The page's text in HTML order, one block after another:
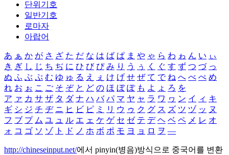
단위기호
일반기호
로마자
아랍어
あ ぁ か が さ ざ た だ な は ば ぱ ま や ゃ ら わ ゎ ん い ぃ
き ぎ し じ ち ぢ に ひ び ぴ み り う ぅ く ぐ す ず つ づ っ
ぬ ふ ぶ ぷ む ゆ ゅ る え ぇ け げ せ ぜ て で ね へ べ ぺ め
れ お ぉ こ ご そ ぞ と ど の ほ ぼ ぽ も よ ょ ろ を
ア ァ カ サ ザ タ ダ ナ ハ バ パ マ ヤ ャ ラ ワ ヮ ン イ ィ キ
ギ シ ジ チ ヂ ニ ヒ ビ ピ ミ リ ウ ゥ ク グ ス ズ ツ ヅ ッ ヌ
フ ブ プ ム ユ ュ ル エ ェ ケ ゲ セ ゼ テ デ ヘ ベ ペ メ レ オ
ォ コ ゴ ソ ゾ ト ド ノ ホ ボ ポ モ ヨ ョ ロ ヲ ―
http://chineseinput.net/에서 pinyin(병음)방식으로 중국어를 변환